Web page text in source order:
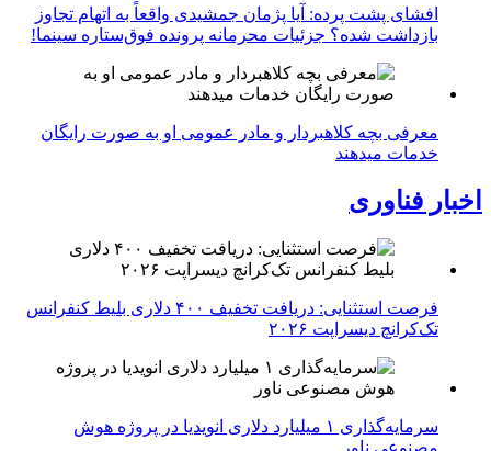
افشای پشت پرده: آیا پژمان جمشیدی واقعاً به اتهام تجاوز
بازداشت شده؟ جزئیات محرمانه پرونده فوق‌ستاره سینما!
معرفی بچه کلاهبردار و مادر عمومی او به صورت رایگان
خدمات میدهند
اخبار فناوری
فرصت استثنایی: دریافت تخفیف ۴۰۰ دلاری بلیط کنفرانس
تک‌کرانچ دیسراپت ۲۰۲۶
سرمایه‌گذاری ۱ میلیارد دلاری انویدیا در پروژه هوش
مصنوعی ناور